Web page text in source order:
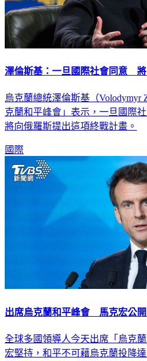
澤倫斯基：一旦國際社會同意
烏克蘭總統澤倫斯基（Volodymyr
克蘭和平峰會」表示，一旦國際
將向俄羅斯提出這項終戰計畫。
國際
出席烏克蘭和平峰會 馬克宏公
全球多國領導人今天出席「烏克
宏堅持，和平不可藉烏克蘭投降